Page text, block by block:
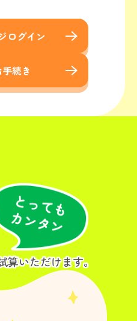
ログイン
続き
算いただけます。